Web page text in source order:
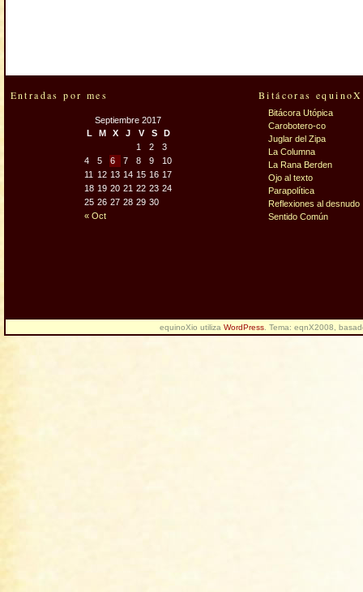
Entradas por mes
Septiembre 2017
L
M X J V S D
« Oct
1 2
3
4
5 6 7 8 9
10
11
12 13 14 15 16 17
18 19 20 21 22 23 24
25 26 27 28 29 30
Bitácoras
Bitácora Utópica
Carobotero-co
Juglar del Zipa
La Columna
La Rana Berden
Ojo al texto
Parapolítica
Reflexiones al desnudo
Sentido Común
equinoXio utiliza WordPress . Tema: eqnX2008,